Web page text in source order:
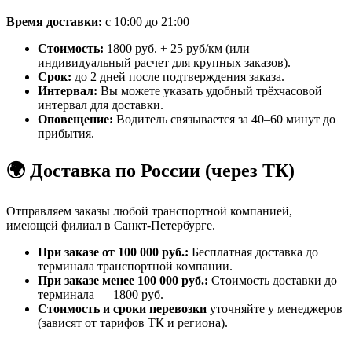
Время доставки: с 10:00 до 21:00
Стоимость: 1800 руб. + 25 руб/км (или
индивидуальный расчет для крупных заказов).
Срок: до 2 дней после подтверждения заказа.
Интервал: Вы можете указать удобный трёхчасовой
интервал для доставки.
Оповещение: Водитель связывается за 40–60 минут до
прибытия.
🌍 Доставка по России (через ТК)
Отправляем заказы любой транспортной компанией,
имеющей филиал в Санкт-Петербурге.
При заказе от 100 000 руб.: Бесплатная доставка до
терминала транспортной компании.
При заказе менее 100 000 руб.: Стоимость доставки до
терминала — 1800 руб.
Стоимость и сроки перевозки уточняйте у менеджеров
(зависят от тарифов ТК и региона).